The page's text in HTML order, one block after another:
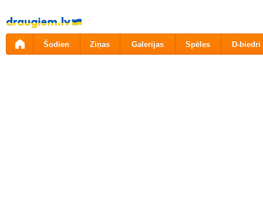
Pāriet
uz
saturu
Šodien Ziņas Galerijas Spēles D-biedri